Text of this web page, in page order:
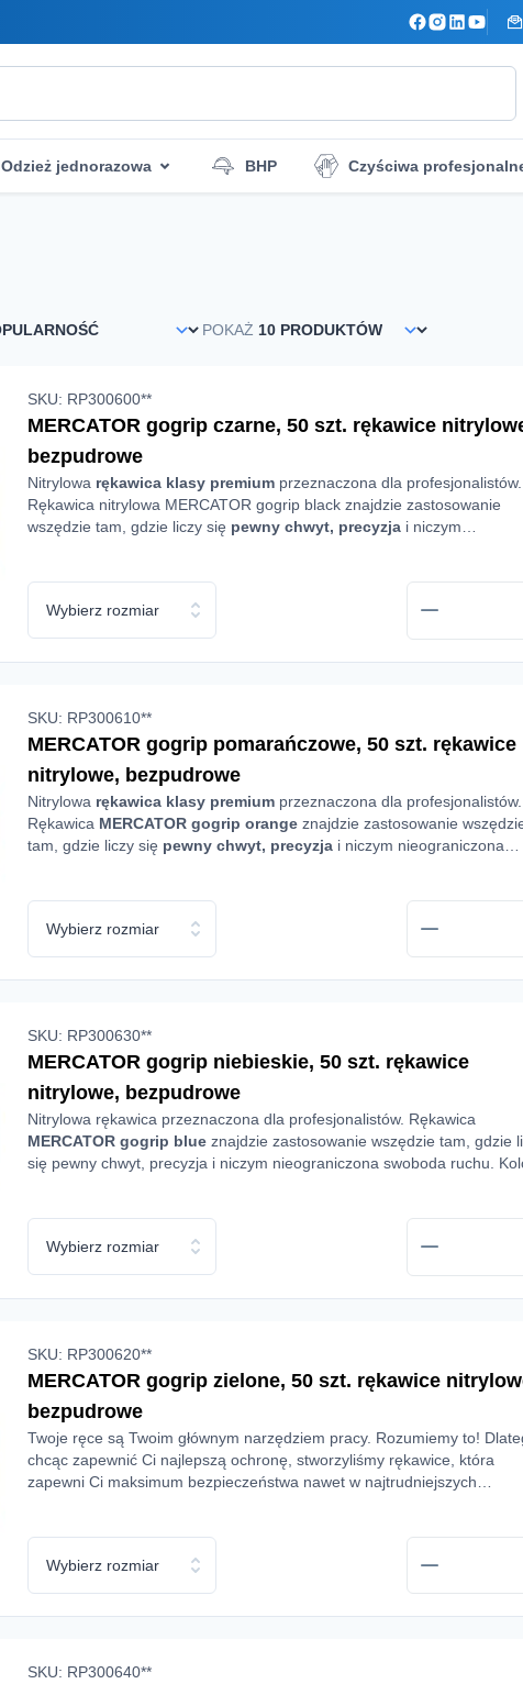
Odzież jednorazowa BHP Czyściwa
POKAŻ
SKU: RP300600**
MERCATOR gogrip czarne, 50 szt. rękawice
bezpudrowe
Nitrylowa rękawica klasy premium przeznaczona dla profesjonalistów.
Rękawica nitrylowa MERCATOR gogrip black znajdzie zastosowanie
wszędzie tam, gdzie liczy się pewny chwyt, precyzja i niczym
Wybierz rozmiar
SKU: RP300610**
MERCATOR gogrip pomarańczowe, 50 szt. rękawice
nitrylowe, bezpudrowe
Nitrylowa rękawica klasy premium przeznaczona dla profesjonalistów.
Rękawica MERCATOR gogrip orange znajdzie zastosowanie
tam, gdzie liczy się pewny chwyt, precyzja i niczym nieograniczona
Wybierz rozmiar
SKU: RP300630**
MERCATOR gogrip niebieskie, 50 szt. rękawice
nitrylowe, bezpudrowe
Nitrylowa rękawica przeznaczona dla profesjonalistów. Rękawica
MERCATOR gogrip blue znajdzie zastosowanie wszędzie tam, gdzie
się pewny chwyt, precyzja i niczym nieograniczona swoboda ruchu.
Wybierz rozmiar
SKU: RP300620**
MERCATOR gogrip zielone, 50 szt. rękawice
bezpudrowe
Twoje ręce są Twoim głównym narzędziem pracy. Rozumiemy to!
chcąc zapewnić Ci najlepszą ochronę, stworzyliśmy rękawice, która
zapewni Ci maksimum bezpieczeństwa nawet w najtrudniejszych
Wybierz rozmiar
SKU: RP300640**